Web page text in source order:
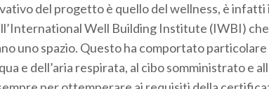
del progetto è quello del wellness, è
Well Building Institute (IWBI)
uno spazio. Questo ha comportato
e dell’aria respirata, al cibo somministrato e